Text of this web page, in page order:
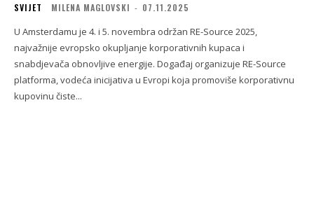
SVIJET MILENA MAGLOVSKI - 07.11.2025
U Amsterdamu je 4. i 5. novembra održan RE-Source 2025,
najvažnije evropsko okupljanje korporativnih kupaca i
snabdjevača obnovljive energije. Događaj organizuje RE-Source
platforma, vodeća inicijativa u Evropi koja promoviše korporativnu
kupovinu čiste...